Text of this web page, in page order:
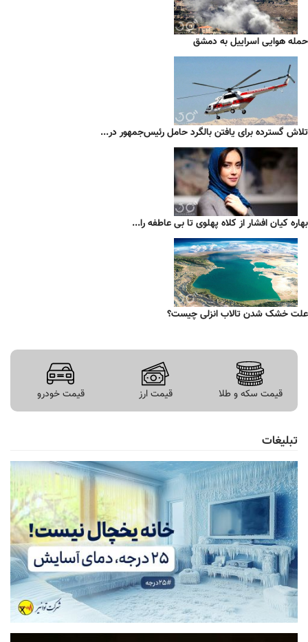
حمله هوایی اسراییل به دمشق
تلاش گسترده برای یافتن بالگرد حامل رئیس‌جمهور در...
بهاره کیان افشار از کلاه پهلوی تا بی عاطفه را...
علت خشک شدن تالاب انزلی چیست؟
قیمت سکه و طلا قیمت ارز قیمت خودرو
تبلیغات